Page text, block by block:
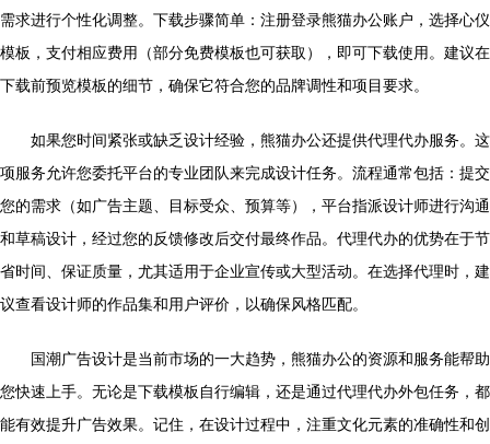
需求进行个性化调整。下载步骤简单：注册登录熊猫办公账户，选择心仪
模板，支付相应费用（部分免费模板也可获取），即可下载使用。建议在
下载前预览模板的细节，确保它符合您的品牌调性和项目要求。
如果您时间紧张或缺乏设计经验，熊猫办公还提供代理代办服务。这
项服务允许您委托平台的专业团队来完成设计任务。流程通常包括：提交
您的需求（如广告主题、目标受众、预算等），平台指派设计师进行沟通
和草稿设计，经过您的反馈修改后交付最终作品。代理代办的优势在于节
省时间、保证质量，尤其适用于企业宣传或大型活动。在选择代理时，建
议查看设计师的作品集和用户评价，以确保风格匹配。
国潮广告设计是当前市场的一大趋势，熊猫办公的资源和服务能帮助
您快速上手。无论是下载模板自行编辑，还是通过代理代办外包任务，都
能有效提升广告效果。记住，在设计过程中，注重文化元素的准确性和创